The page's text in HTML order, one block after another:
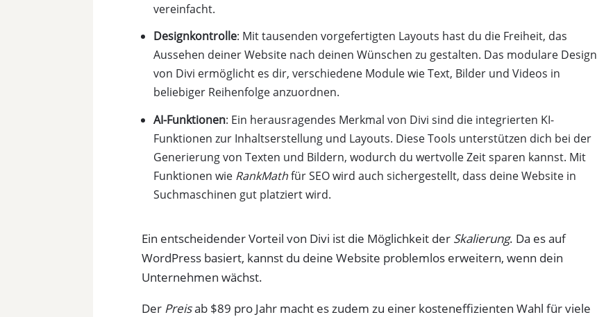
vereinfacht.
Designkontrolle: Mit tausenden vorgefertigten Layouts hast du die Freiheit, das
Aussehen deiner Website nach deinen Wünschen zu gestalten. Das modulare Design
von Divi ermöglicht es dir, verschiedene Module wie Text, Bilder und Videos in
beliebiger Reihenfolge anzuordnen.
AI-Funktionen: Ein herausragendes Merkmal von Divi sind die integrierten KI-
Funktionen zur Inhaltserstellung und Layouts. Diese Tools unterstützen dich bei der
Generierung von Texten und Bildern, wodurch du wertvolle Zeit sparen kannst. Mit
Funktionen wie RankMathfür SEO wird auch sichergestellt, dass deine Website in
Suchmaschinen gut platziert wird.
Ein entscheidender Vorteil von Divi ist die Möglichkeit der Skalierung. Da es auf
WordPress basiert, kannst du deine Website problemlos erweitern, wenn dein
Unternehmen wächst.
Der Preisab $89 pro Jahr macht es zudem zu einer kosteneffizienten Wahl für viele